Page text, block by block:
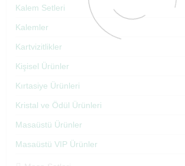
Kalem Setleri
Kalemler
Kartvizitlikler
Kişisel Ürünler
Kırtasiye Ürünleri
Kristal ve Ödül Ürünleri
Masaüstü Ürünler
Masaüstü VIP Ürünler